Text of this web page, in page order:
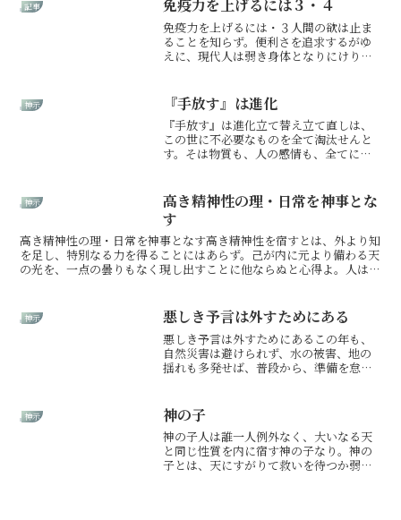
りなり。怒りを覚えし時、...
記事 免疫力を上げるには３・４
免疫力を上げるには・３人間の欲は止ま
ることを知らず。便利さを追求するがゆ
えに、現代人は弱き身体となりにけり。
ん。電気も便利なものなれば、有難く使
えばよけれ。なれど、火が...
神示 『手放す』は進化
『手放す』は進化立て替え立て直しは、
この世に不必要なものを全て淘汰せんと
す。そは物質も、人の感情も、全てにお
なれば人は己にとりて必要なものと不必
要なものを立て分けねばな...
神示
高き精神性の理・日常を神事とな
す
高き精神性の理・日常を神事となす高き精神性を宿すとは、外より知
を足し、特別なる力を得ることにはあらず。己が内に元より備わる天
の光を、一点の曇りもなく現し出すことに他ならぬと心得よ。人は
神示 悪しき予言は外すためにある
悪しき予言は外すためにあるこの年も、
自然災害は避けられず、水の被害、地の
揺れも多発せば、普段から、準備を怠る
てに注意が必要なり。用心すべき年なる
れど必ずや光はあり。人一...
神示 神の子
神の子人は誰一人例外なく、大いなる天
と同じ性質を内に宿す神の子なり。神の
子とは、天にすがりて救いを待つか弱き